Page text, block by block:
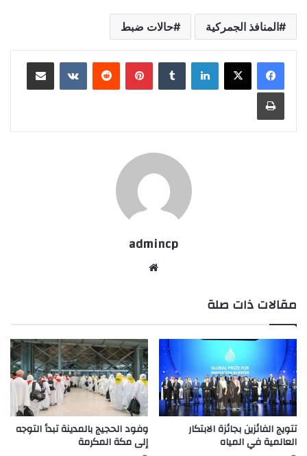
المنافذ الجمركية حالات ضبط
لينكدإن بينتيريست
admincp
مقالات ذات صلة
تتويج الفائزين بجائزة الابتكار
العالمية في المياه
وفود الحجيج بالمدينة تبدأ التوجه
إلى مكة المكرمة